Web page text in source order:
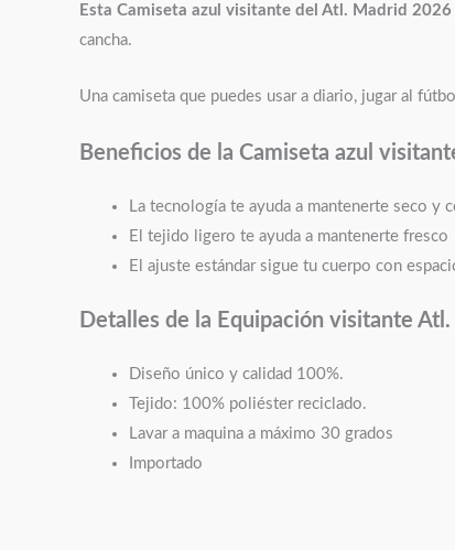
Esta Camiseta azul visitante del Atl. Madrid 2026
cancha.
Una camiseta que puedes usar a diario, jugar al
Beneficios de la Camiseta azul
La tecnología te ayuda a mantenerte seco y
El tejido ligero te ayuda a mantenerte fresco
El ajuste estándar sigue tu cuerpo con
Detalles de la Equipación visitante Atl.
Diseño único y calidad 100%.
Tejido: 100% poliéster reciclado.
Lavar a maquina a máximo 30 grados
Importado